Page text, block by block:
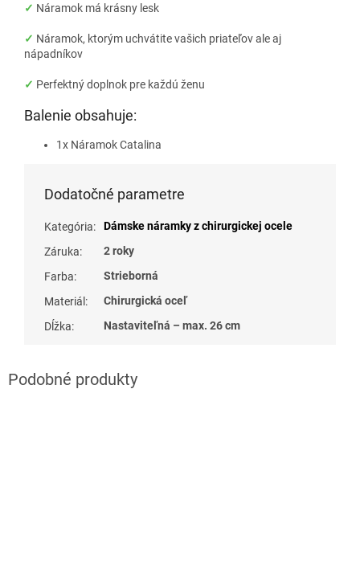
✓ Náramok má krásny lesk
✓ Náramok, ktorým uchvátite vašich priateľov ale aj
nápadníkov
✓ Perfektný doplnok pre každú ženu
Balenie obsahuje:
1x Náramok Catalina
Dodatočné parametre
Kategória:
Dámske náramky z chirurgickej ocele
Záruka:
2 roky
Farba:
Strieborná
Materiál :
Chirurgická oceľ
Dĺžka: Nastaviteľná – max. 26 cm